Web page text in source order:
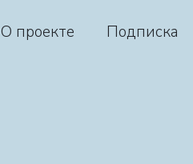
О проекте Подписка